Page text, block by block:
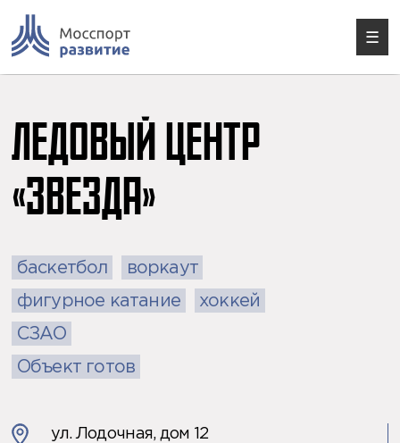
content
☰
ЛЕДОВЫЙ ЦЕНТР
«ЗВЕЗДА»
баскетбол воркаут
фигурное катание хоккей
СЗАО
Объект готов
ул. Лодочная, дом 12